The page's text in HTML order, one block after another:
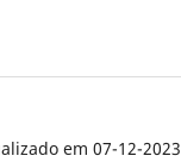
em 07-12-2023